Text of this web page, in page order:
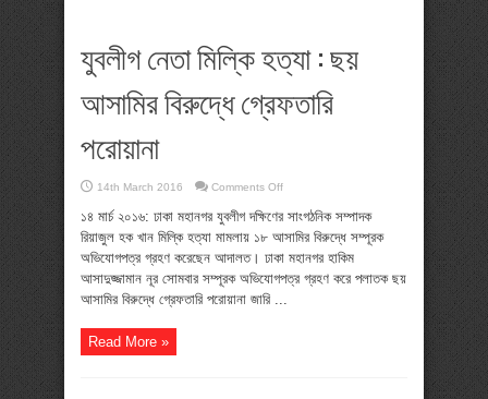
যুবলীগ নেতা মিল্কি হত্যা : ছয়
আসামির বিরুদ্ধে গ্রেফতারি
পরোয়ানা
14th March 2016 Comments Offon
নেতা
মিল্কি
হত্যা
ছয়
আসামির
বিরুদ্ধে
গ্রেফতারি
১৪ মার্চ ২০১৬: ঢাকা মহানগর যুবলীগ দক্ষিণের সাংগঠনিক সম্পাদক
রিয়াজুল হক খান মিল্কি হত্যা মামলায় ১৮ আসামির বিরুদ্ধে সম্পূরক
অভিযোগপত্র গ্রহণ করেছেন আদালত। ঢাকা মহানগর হাকিম
আসাদুজ্জামান নূর সোমবার সম্পূরক অভিযোগপত্র গ্রহণ করে পলাতক ছয়
আসামির বিরুদ্ধে গ্রেফতারি পরোয়ানা জারি ...
Read More »